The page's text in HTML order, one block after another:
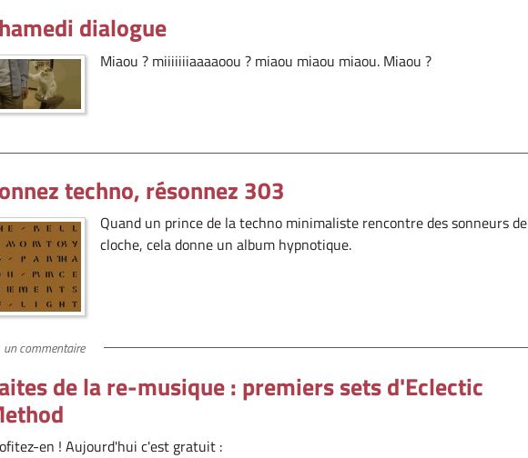
dialogue
Miaou ? miiiiiiiaaaaoou ? miaou miaou miaou. Miaou ?
techno, résonnez 303
Quand un prince de la techno minimaliste rencontre des sonneurs de
cloche, cela donne un album hypnotique.
un commentaire
de la re-musique : premiers sets d'Eclectic
en ! Aujourd'hui c'est gratuit :